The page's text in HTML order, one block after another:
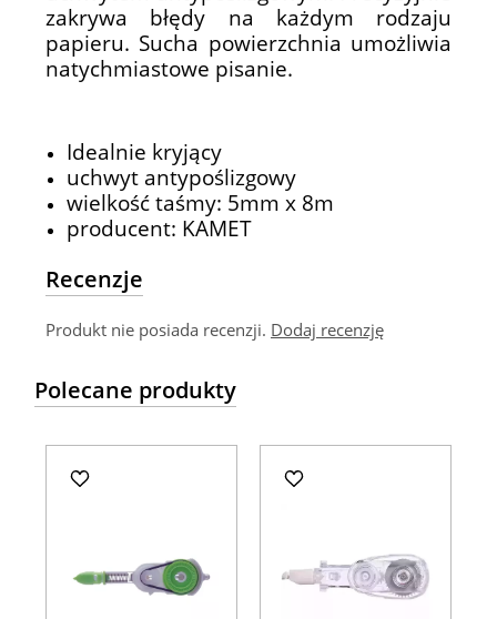
zakrywa błędy na każdym rodzaju
papieru. Sucha powierzchnia umożliwia
natychmiastowe pisanie.
Idealnie kryjący
uchwyt antypoślizgowy
wielkość taśmy: 5mm x 8m
producent: KAMET
Recenzje
Produkt nie posiada recenzji. Dodaj recenzję
Polecane produkty